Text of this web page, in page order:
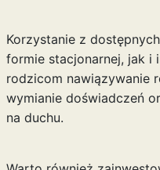
Korzystanie z
formie stacjonarnej, jak i
rodzicom nawiązywanie
wymianie doświadczeń
na duchu.